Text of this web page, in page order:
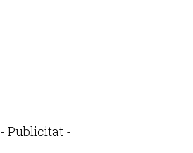
- Publicitat -